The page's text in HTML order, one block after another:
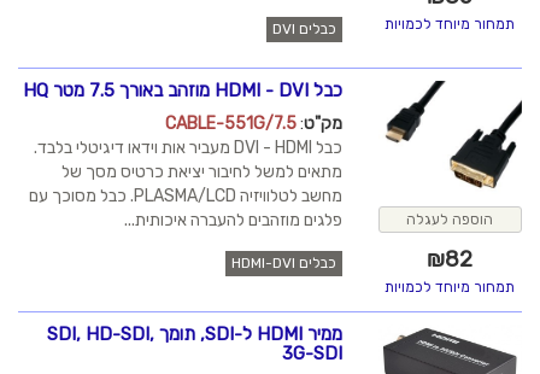
כבלים DVI
מק"ט :
CABLE-551G/7.5
כבל DVI - HDMI מעביר אות וידאו דיגיטלי בלבד.
מתאים למשל לחיבור יציאת כרטיס מסך של
מחשב לטלוויזיה PLASMA/LCD. כבל מסוכך עם
פלגים מוזהבים להעברה איכותית...
כבלים HDMI-DVI
ממיר HDMI ל-SDI, תומך SDI, HD-SDI,
3G-SDI